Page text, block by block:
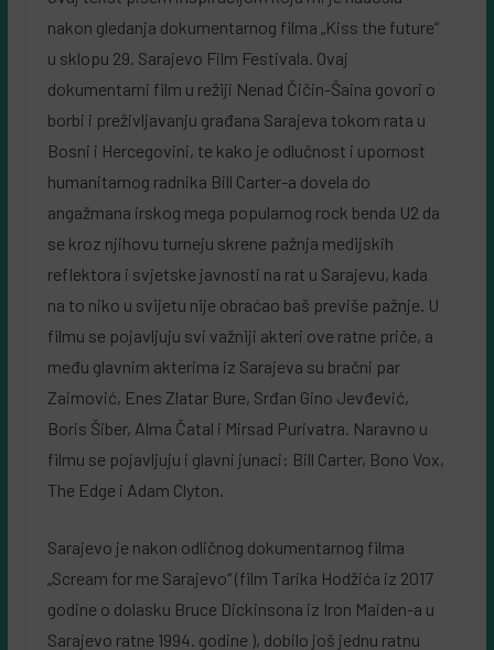
nakon gledanja dokumentarnog filma „Kiss the future“
u sklopu 29. Sarajevo Film Festivala. Ovaj
dokumentarni film u režiji Nenad Čičin-Šaina govori o
borbi i preživljavanju građana Sarajeva tokom rata u
Bosni i Hercegovini, te kako je odlučnost i upornost
humanitarnog radnika Bill Carter-a dovela do
angažmana irskog mega popularnog rock benda U2 da
se kroz njihovu turneju skrene pažnja medijskih
reflektora i svjetske javnosti na rat u Sarajevu, kada
na to niko u svijetu nije obraćao baš previše pažnje. U
filmu se pojavljuju svi važniji akteri ove ratne priče, a
među glavnim akterima iz Sarajeva su bračni par
Zaimović, Enes Zlatar Bure, Srđan Gino Jevđević,
Boris Šiber, Alma Čatal i Mirsad Purivatra. Naravno u
filmu se pojavljuju i glavni junaci: Bill Carter, Bono Vox,
The Edge i Adam Clyton.
Sarajevo je nakon odličnog dokumentarnog filma
„Scream for me Sarajevo“ (film Tarika Hodžića iz 2017
godine o dolasku Bruce Dickinsona iz Iron Maiden-a u
Sarajevo ratne 1994. godine ), dobilo još jednu ratnu